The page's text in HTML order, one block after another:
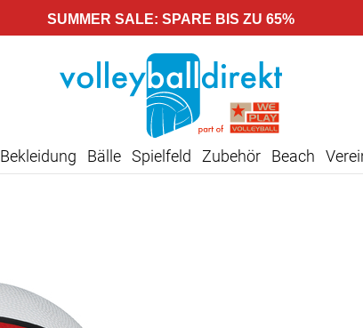
SUMMER SALE: SPARE BIS ZU 65%
Bekleidung Bälle Spielfeld Zubehör Beach